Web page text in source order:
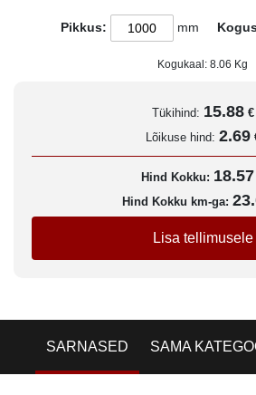
Pikkus: mm
Kogukaal: 8.06 Kg
Tükihind: 15.88 €
Lõikuse hind: 2.69
Hind Kokku: 18.57
Hind Kokku km-ga:
Lisa tellimusele
SARNASED SAMA